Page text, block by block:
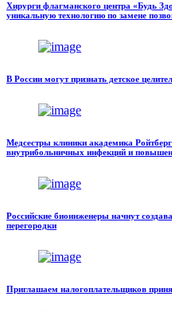
Хирурги флагманского центра «Будь
уникальную технологию по замене
В России могут признать детское
Медсестры клиники академика
внутрибольничных инфекций и
Российские биоинженеры начнут
перегородки
Приглашаем налогоплательщиков